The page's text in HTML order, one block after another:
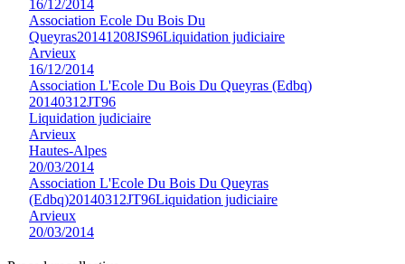
16/12/2014
Association Ecole Du Bois Du
Queyras20141208JS96Liquidation judiciaire
Arvieux
16/12/2014
Association L'Ecole Du Bois Du Queyras (Edbq)
20140312JT96
Liquidation judiciaire
Arvieux
Hautes-Alpes
20/03/2014
Association L'Ecole Du Bois Du Queyras
(Edbq)20140312JT96Liquidation judiciaire
Arvieux
20/03/2014